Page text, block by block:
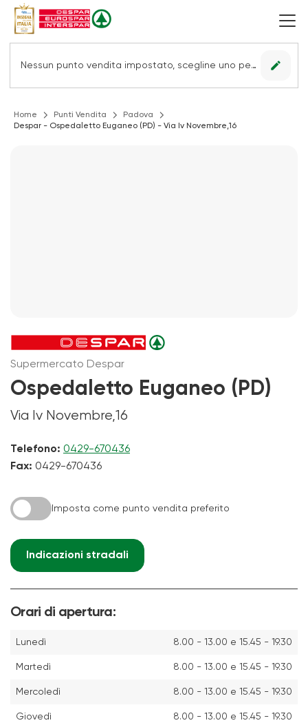
Nessun punto vendita impostato, scegline uno per vedere le offerte. edit
Home Punti Vendita
Padova
Despar - Ospedaletto Euganeo (PD) - Via Iv Novembre,16
Supermercato Despar
Ospedaletto Euganeo (PD)
Via Iv Novembre,16
Telefono: 0429-670436
Fax: 0429-670436
Imposta come punto vendita preferito
Indicazioni stradali
Orari di apertura:
Lunedì 8.00 - 13.00 e 15.45 - 19.30
Martedì 8.00 - 13.00 e 15.45 - 19.30
Mercoledì 8.00 - 13.00 e 15.45 - 19.30
Giovedì 8.00 - 13.00 e 15.45 - 19.30